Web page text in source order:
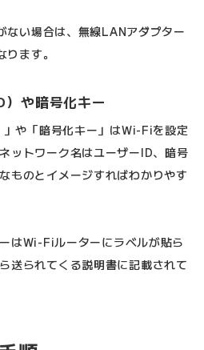
い場合は、無線LANアダプター
ます。
や暗号化キー
」や「暗号化キー」はWi-Fiを設定
ットワーク名はユーザーID、暗号
ものとイメージすればわかりやす
はWi-Fiルーターにラベルが貼ら
送られてくる説明書に記載されて